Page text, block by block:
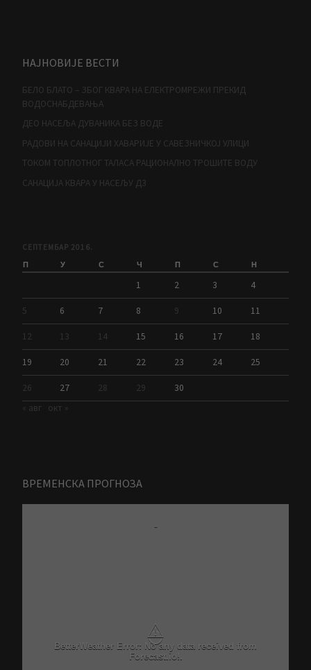
НАЈНОВИЈЕ ВЕСТИ
БЕЛО БЛАТО – ЗБОГ КВАРА НА ЕЛЕКТРОМРЕЖИ ПРЕКИД
ВОДОСНАБДЕВАЊА
ДЕО НАСЕЉА ДУВАНИКА БЕЗ ВОДЕ
РАДОВИ НА САНАЦИЈИ ХАВАРИЈЕ У САВЕЗНИЧКОЈ УЛИЦИ
ТОКОМ ТОПЛОТНОГ ТАЛАСА РАЦИОНАЛНО ТРОШИТЕ ВОДУ
САНАЦИЈА КВАРА У НАСЕЉУ Д3
СЕПТЕМБАР 2016.
П У С Ч П С Н
1 2 3 4
5 6 7 8 9 10 11
12 13 14 15 16 17 18
19 20 21 22 23 24 25
26 27 28 29
30
« авг окт »
ВРЕМЕНСКА ПРОГНОЗА
-
⚠
BetterWeather Error: No any data received from
Forecast.io!.